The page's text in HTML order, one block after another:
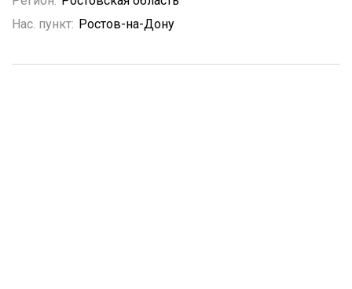
Нас. пункт: Ростов-на-Дону